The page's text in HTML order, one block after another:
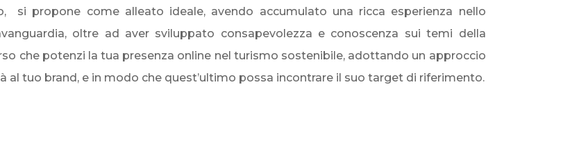
si propone come alleato ideale, avendo accumulato una ricca esperienza nello
oltre ad aver sviluppato consapevolezza e conoscenza sui temi della
che potenzi la tua presenza online nel turismo sostenibile, adottando un approccio
al tuo brand, e in modo che quest’ultimo possa incontrare il suo target di riferimento.